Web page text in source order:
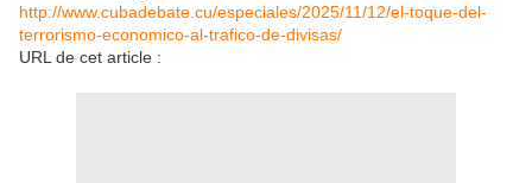
http://www.cubadebate.cu/especiales/2025/11/12/el-toque-del-
terrorismo-economico-al-trafico-de-divisas/
URL de cet article :